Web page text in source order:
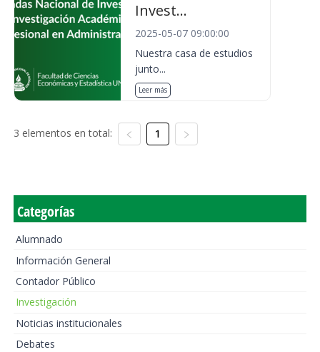
Invest...
2025-05-07 09:00:00
Nuestra casa de estudios
junto...
Leer más
3 elementos en total: 1
Categorías
Alumnado
Información General
Contador Público
Investigación
Noticias institucionales
Debates